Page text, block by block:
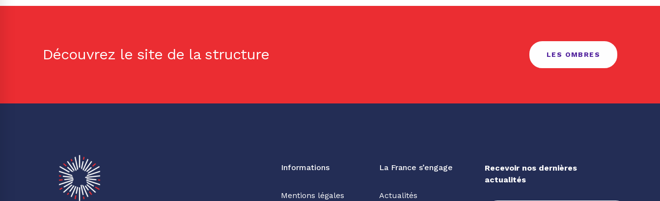
Découvrez le site de la structure LES OMBRES
Informations
Mentions légales
La France s’engage
Actualités
Recevoir nos dernières
actualités